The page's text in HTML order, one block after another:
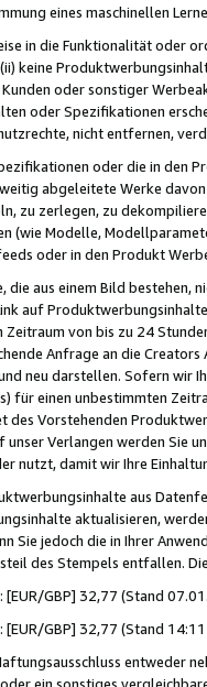
eines maschinellen
in die Funktionalität oder
keine
oder sonstiger
oder Spezifikationen
nicht entfernen,
oder die in
abgeleitete Werke
zu zerlegen, zu
(wie Modelle,
oder in den Produkt
aus einem Bild bestehen,
auf
von bis zu 24
Anfrage an die
neu darstellen. Sofern wir
für einen unbestimmten
des Vorstehenden
Verlangen werden Sie
nutzt, damit wir Ihre
aus
aktualisieren,
Sie jedoch die in Ihrer
des Stempels entfallen.
[EUR/GBP] 32,77 (Stand
[EUR/GBP] 32,77 (Stand
entweder
ein sonstiges